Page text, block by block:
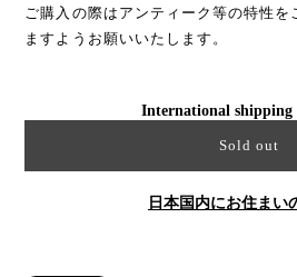
ご購入の際はアンティーク等の特性を
ますようお願いいたします。
International shipping
Sold out
日本国内にお住まい